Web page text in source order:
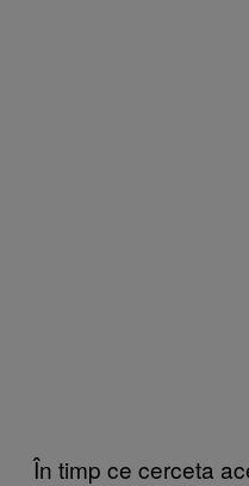
În timp ce cerceta